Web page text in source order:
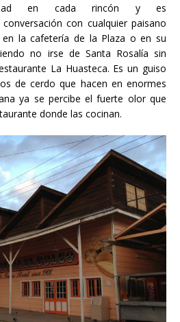
en cada rincón y es
con cualquier paisano
la cafetería de la Plaza o en su
no irse de Santa Rosalía sin
La Huasteca. Es un guiso
de cerdo que hacen en enormes
ya se percibe el fuerte olor que
donde las cocinan.